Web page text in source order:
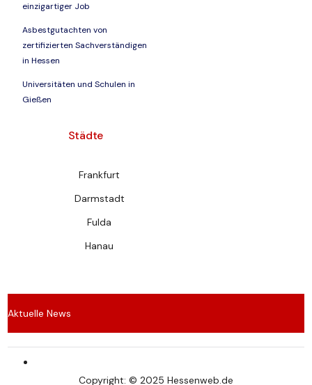
einzigartiger Job
Asbestgutachten von
zertifizierten Sachverständigen
in Hessen
Universitäten und Schulen in
Gießen
Städte
Frankfurt
Darmstadt
Fulda
Hanau
Aktuelle News
Copyright: © 2025 Hessenweb.de